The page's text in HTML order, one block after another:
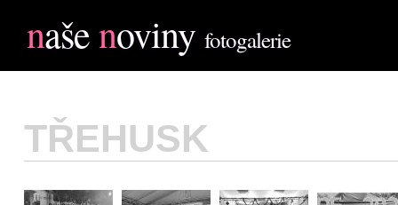
našenoviny fotogalerie
TŘEHUSK